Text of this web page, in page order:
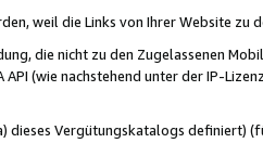
weil die Links von Ihrer Website
die nicht zu den Zugelassenen
API (wie nachstehend unter der IP-
dieses Vergütungskatalogs definiert)